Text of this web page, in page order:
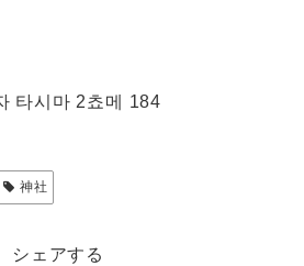
타시마 2쵸메 184
神社
シェアする